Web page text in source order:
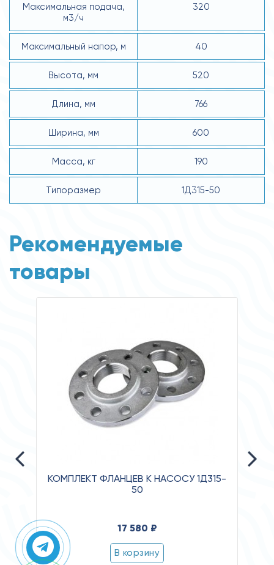
Максимальная подача,
м3/ч
320
Максимальный напор, м 40
Высота, мм 520
Длина, мм 766
Ширина, мм 600
Масса, кг 190
Типоразмер 1Д315-50
Рекомендуемые
товары
КОМПЛЕКТ ФЛАНЦЕВ К НАСОСУ 1Д315-
50
17 580 ₽
В корзину